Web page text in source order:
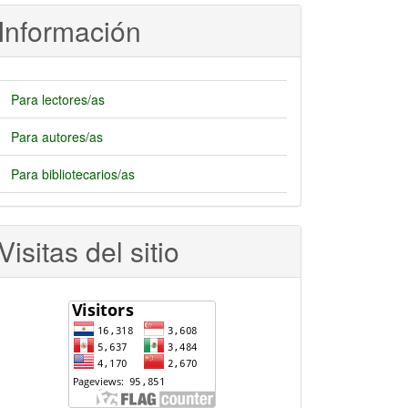
Para lectores/as
Para autores/as
Para bibliotecarios/as
del sitio